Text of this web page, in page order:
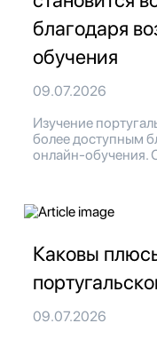
благодаря
обучения
09.07.2026
Изучение
более доступным
онлайн-обучения.
Каковы
09.07.2026